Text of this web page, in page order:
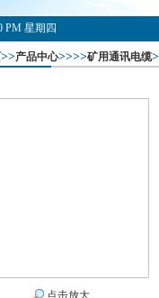
PM 星期四
>>产品中心>>>>矿用通讯电缆
点击放大